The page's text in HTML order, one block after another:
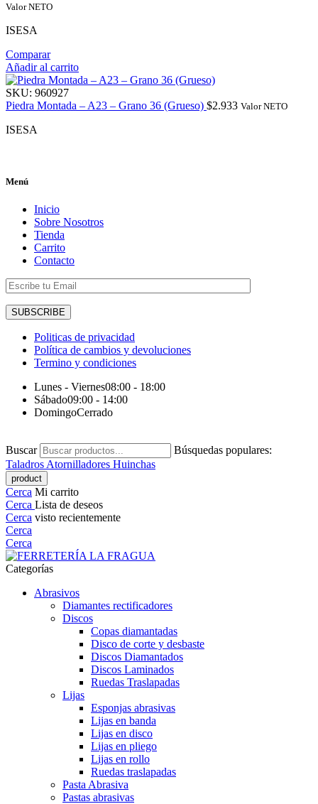
Valor NETO
ISESA
Comparar
Añadir al carrito
SKU: 960927
Piedra Montada – A23 – Grano 36 (Grueso) $2.933 Valor NETO
ISESA
Menú
Inicio
Sobre Nosotros
Tienda
Carrito
Contacto
Politicas de privacidad
Política de cambios y devoluciones
Termino y condiciones
Lunes - Viernes08:00 - 18:00
Sábado09:00 - 14:00
DomingoCerrado
Buscar
Búsquedas populares:
Taladros Atornilladores Huinchas
Cerca Mi carrito
Cerca Lista de deseos
Cerca visto recientemente
Cerca
Cerca
Categorías
Abrasivos
Diamantes rectificadores
Discos
Copas diamantadas
Disco de corte y desbaste
Discos Diamantados
Discos Laminados
Ruedas Traslapadas
Lijas
Esponjas abrasivas
Lijas en banda
Lijas en disco
Lijas en pliego
Lijas en rollo
Ruedas traslapadas
Pasta Abrasiva
Pastas abrasivas